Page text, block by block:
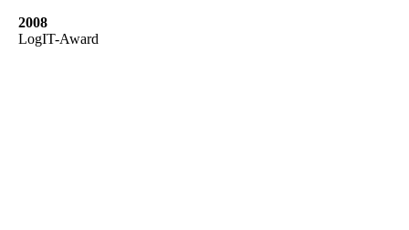
2008
LogIT-Award